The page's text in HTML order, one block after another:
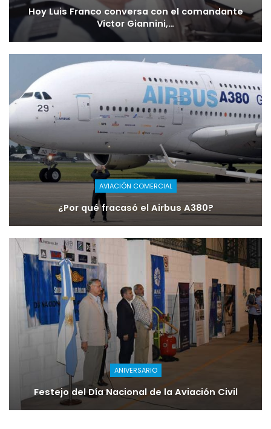
Hoy Luis Franco conversa con el comandante
Víctor Giannini,…
AVIACIÓN COMERCIAL
¿Por qué fracasó el Airbus A380?
ANIVERSARIO
Festejo del Día Nacional de la Aviación Civil